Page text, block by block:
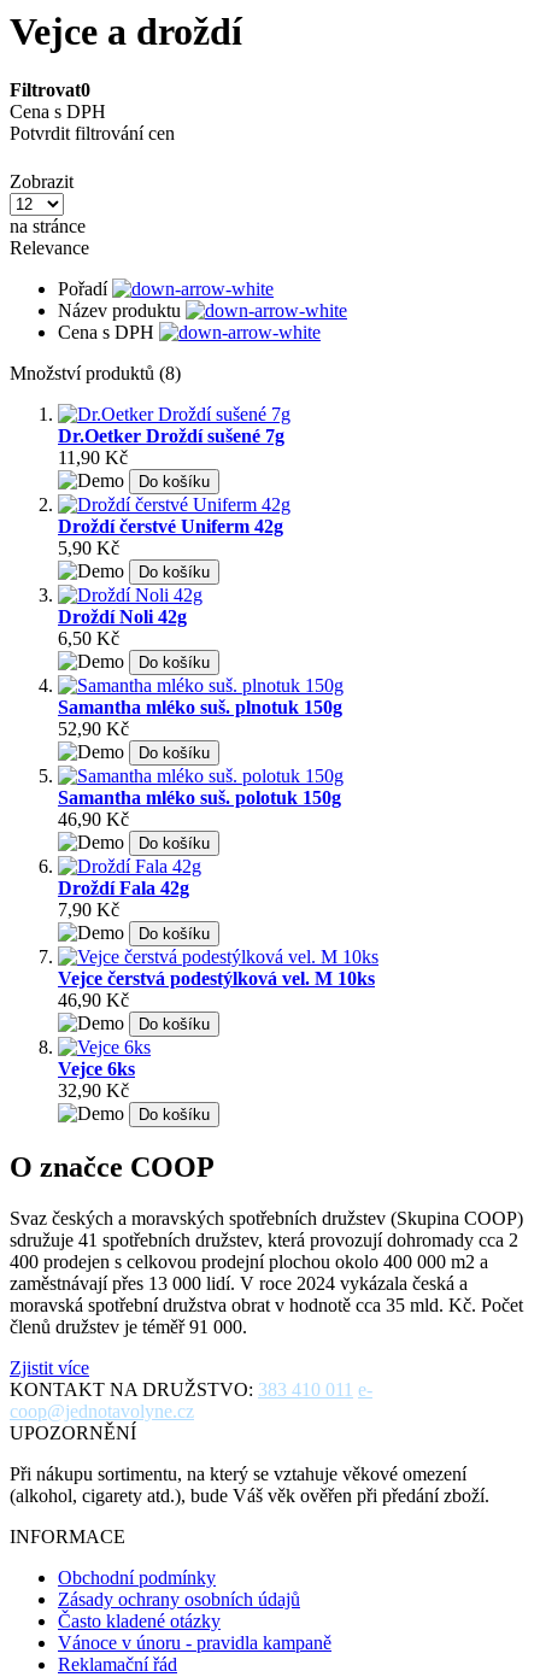
Vejce a droždí
Filtrovat0
Cena s DPH
Potvrdit filtrování cen
Zobrazit
na stránce
Relevance
Pořadí
Název produktu
Cena s DPH
Množství produktů (8)
Dr.Oetker Droždí sušené 7g
11,90 Kč
Do košíku
Droždí čerstvé Uniferm 42g
5,90 Kč
Do košíku
Droždí Noli 42g
6,50 Kč
Do košíku
Samantha mléko suš. plnotuk 150g
52,90 Kč
Do košíku
Samantha mléko suš. polotuk 150g
46,90 Kč
Do košíku
Droždí Fala 42g
7,90 Kč
Do košíku
Vejce čerstvá podestýlková vel. M 10ks
46,90 Kč
Do košíku
Vejce 6ks
32,90 Kč
Do košíku
O značce COOP
Svaz českých a moravských spotřebních družstev (Skupina COOP)
sdružuje 41 spotřebních družstev, která provozují dohromady cca 2
400 prodejen s celkovou prodejní plochou okolo 400 000 m2 a
zaměstnávají přes 13 000 lidí. V roce 2024 vykázala česká a
moravská spotřební družstva obrat v hodnotě cca 35 mld. Kč. Počet
členů družstev je téměř 91 000.
Zjistit více
KONTAKT NA DRUŽSTVO: 383 410 011 e-
coop@jednotavolyne.cz
UPOZORNĚNÍ
Při nákupu sortimentu, na který se vztahuje věkové omezení
(alkohol, cigarety atd.), bude Váš věk ověřen při předání zboží.
INFORMACE
Obchodní podmínky
Zásady ochrany osobních údajů
Často kladené otázky
Vánoce v únoru - pravidla kampaně
Reklamační řád